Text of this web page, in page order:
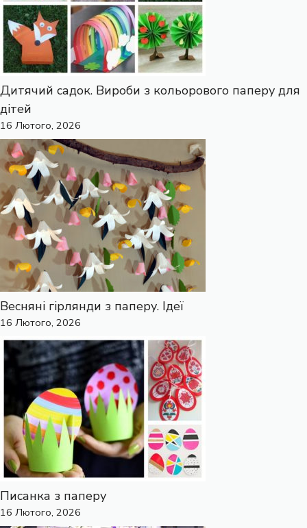
Дитячий садок. Вироби з кольорового паперу для
дітей
16 Лютого, 2026
Весняні гірлянди з паперу. Ідеї
16 Лютого, 2026
Писанка з паперу
16 Лютого, 2026